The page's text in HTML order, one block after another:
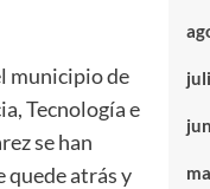
municipio de
Tecnología e
se han
quede atrás y